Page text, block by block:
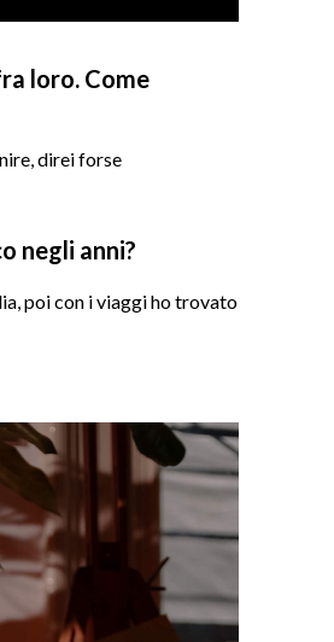
loro. Come
direi forse
negli anni?
poi con i viaggi ho trovato